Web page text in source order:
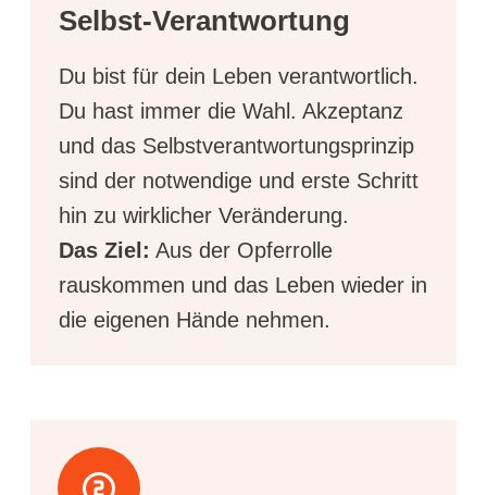
Selbst-Verantwortung
Du bist für dein Leben verantwortlich.
Du hast immer die Wahl. Akzeptanz
und das Selbstverantwortungsprinzip
sind der notwendige und erste Schritt
hin zu wirklicher Veränderung.
Das Ziel: Aus der Opferrolle
rauskommen und das Leben wieder in
die eigenen Hände nehmen.